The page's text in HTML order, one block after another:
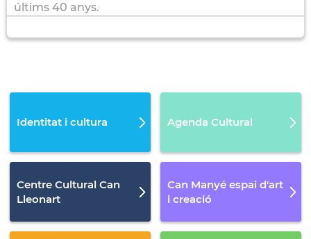
últims 40 anys.
Identitat i cultura Agenda Cultural
Centre Cultural Can
Lleonart
Can Manyé espai d'art
i creació